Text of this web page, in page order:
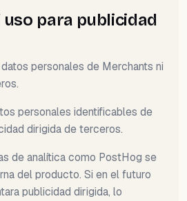
uso para publicidad
personales de Merchants ni
personales identificables de
dirigida de terceros.
de analítica como PostHog se
del producto. Si en el futuro
publicidad dirigida, lo